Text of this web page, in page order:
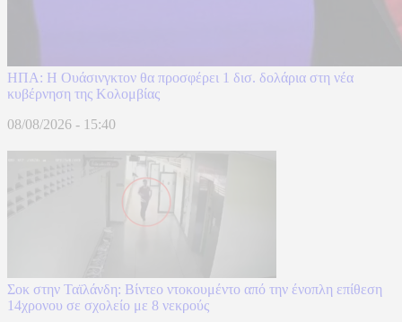
ΗΠΑ: H Ουάσινγκτον θα προσφέρει 1 δισ. δολάρια στη νέα
κυβέρνηση της Κολομβίας
08/08/2026 - 15:40
Σοκ στην Ταϊλάνδη: Βίντεο ντοκουμέντο από την ένοπλη επίθεση
14χρονου σε σχολείο με 8 νεκρούς